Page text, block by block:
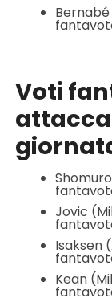
Voti
Jovic
Isaksen
Kean